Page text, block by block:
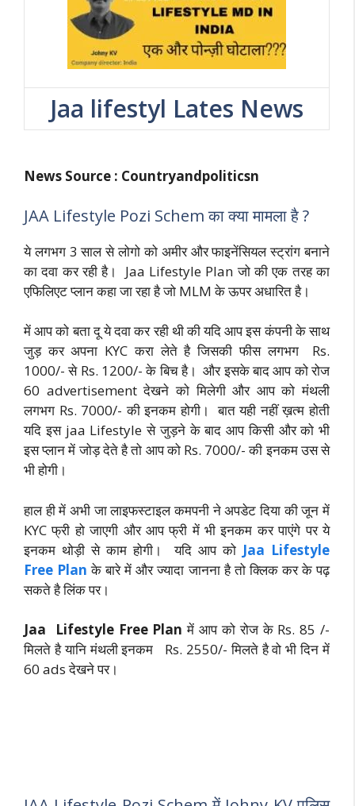
Jaa lifestyl Lates News
News Source : Countryandpoliticsn
JAA Lifestyle Pozi Schem का क्या मामला है ?
ये लगभग 3 साल से लोगो को अमीर और फाइनेंसियल स्ट्रांग बनाने
का दवा कर रही है। Jaa Lifestyle Plan जो की एक तरह का
एफिलिएट प्लान कहा जा रहा है जो MLM के ऊपर अधारित है।
में आप को बता दू ये दवा कर रही थी की यदि आप इस कंपनी के साथ
जुड़ कर अपना KYC करा लेते है जिसकी फीस लगभग Rs.
1000/- से Rs. 1200/- के बिच है। और इसके बाद आप को रोज
60 advertisement देखने को मिलेगी और आप को मंथली
लगभग Rs. 7000/- की इनकम होगी। बात यही नहीं ख़त्म होती
यदि इस jaa Lifestyle से जुड़ने के बाद आप किसी और को भी
इस प्लान में जोड़ देते है तो आप को Rs. 7000/- की इनकम उस से
भी होगी।
हाल ही में अभी जा लाइफस्टाइल कमपनी ने अपडेट दिया की जून में
KYC फ्री हो जाएगी और आप फ्री में भी इनकम कर पाएंगे पर ये
इनकम थोड़ी से काम होगी। यदि आप को Jaa Lifestyle
Free Plan के बारे में और ज्यादा जानना है तो क्लिक कर के पढ़
सकते है लिंक पर।
Jaa Lifestyle Free Planमें आप को रोज के Rs. 85 /-
मिलते है यानि मंथली इनकम Rs. 2550/- मिलते है वो भी दिन में
60 ads देखने पर।